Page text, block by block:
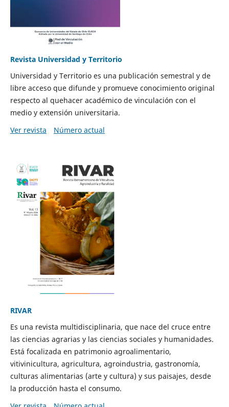
Revista Universidad y Territorio
Universidad y Territorio es una publicación semestral y de
libre acceso que difunde y promueve conocimiento original
respecto al quehacer académico de vinculación con el
medio y extensión universitaria.
Ver revista
Número actual
RIVAR
Es una revista multidisciplinaria, que nace del cruce entre
las ciencias agrarias y las ciencias sociales y humanidades.
Está focalizada en patrimonio agroalimentario,
vitivinicultura, agricultura, agroindustria, gastronomía,
culturas alimentarias (arte y cultura) y sus paisajes, desde
la producción hasta el consumo.